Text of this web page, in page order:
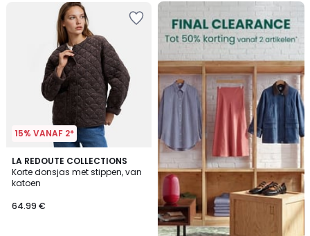
15% VANAF 2*
LA REDOUTE COLLECTIONS
Korte donsjas met stippen, van
katoen
64.99 €
FINAL
CLEARANCE